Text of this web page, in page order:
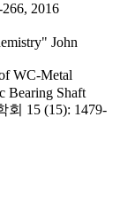
2016
John
WC-Metal
Bearing Shaft
회 15 (15): 1479-